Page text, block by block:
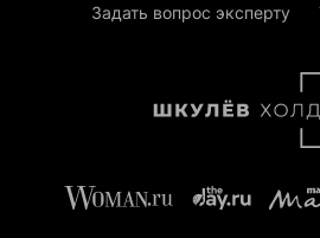
Задать вопрос эксперту